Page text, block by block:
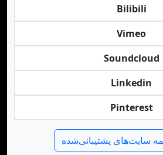
Bilibili
Vimeo
Soundcloud
Linkedin
Pinterest
سایت‌های پشتیبانی‌شده